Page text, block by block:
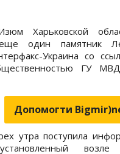
Харьковской
один памятник
Украина со
ГУ
Допомогти
утра поступила